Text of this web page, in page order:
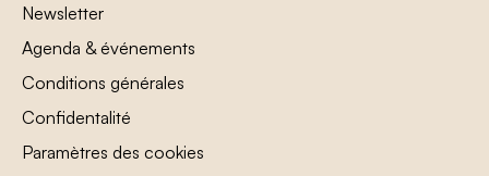
Newsletter
Agenda & événements
Conditions générales
Confidentalité
Paramètres des cookies